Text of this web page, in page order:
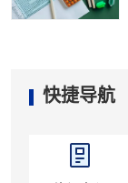
快捷导航